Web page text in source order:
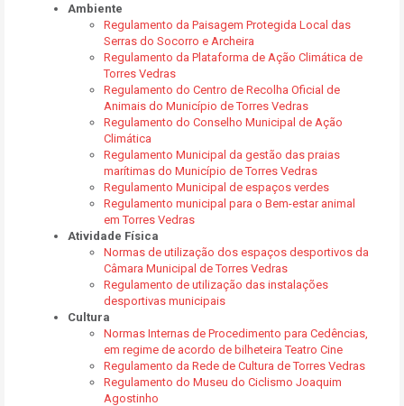
Ambiente
Regulamento da Paisagem Protegida Local das
Serras do Socorro e Archeira
Regulamento da Plataforma de Ação Climática de
Torres Vedras
Regulamento do Centro de Recolha Oficial de
Animais do Município de Torres Vedras
Regulamento do Conselho Municipal de Ação
Climática
Regulamento Municipal da gestão das praias
marítimas do Município de Torres Vedras
Regulamento Municipal de espaços verdes
Regulamento municipal para o Bem-estar animal
em Torres Vedras
Atividade Física
Normas de utilização dos espaços desportivos da
Câmara Municipal de Torres Vedras
Regulamento de utilização das instalações
desportivas municipais
Cultura
Normas Internas de Procedimento para Cedências,
em regime de acordo de bilheteira Teatro Cine
Regulamento da Rede de Cultura de Torres Vedras
Regulamento do Museu do Ciclismo Joaquim
Agostinho